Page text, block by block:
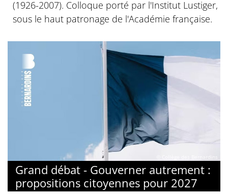
(1926-2007). Colloque porté par l'Institut Lustiger,
sous le haut patronage de l'Académie française.
Grand débat - Gouverner autrement :
propositions citoyennes pour 2027